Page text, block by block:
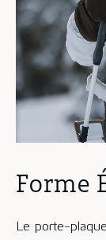
Forme
Le porte-